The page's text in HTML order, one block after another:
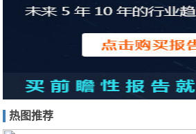
热图推荐